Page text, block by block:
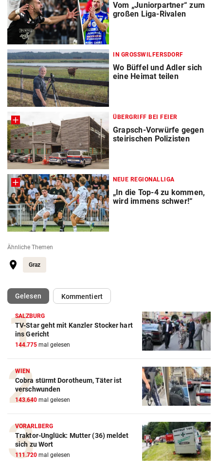
Vom „Juniorpartner“ zum
großen Liga-Rivalen
IN GROSSWILFERSDORF
Wo Büffel und Adler sich
eine Heimat teilen
ÜBERGRIFF BEI FEIER
Grapsch-Vorwürfe gegen
steirischen Polizisten
NEUE REGIONALLIGA
„In die Top-4 zu kommen,
wird immens schwer!“
Ähnliche Themen
Graz
Gelesen(ausgewählt)Kommentiert
SALZBURG
TV-Star geht mit Kanzler Stocker hart
ins Gericht
144.775 mal gelesen
WIEN
Cobra stürmt Dorotheum, Täter ist
verschwunden
143.640 mal gelesen
VORARLBERG
Traktor-Unglück: Mutter (36) meldet
sich zu Wort
111.720 mal gelesen